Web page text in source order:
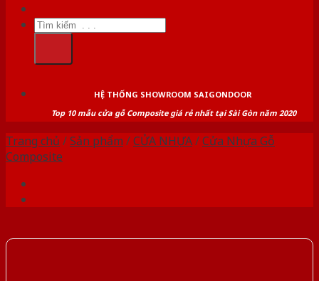
Tìm
kiếm:
HỆ THỐNG SHOWROOM SAIGONDOOR
Top 10 mẫu cửa gỗ Composite giá rẻ nhất tại Sài Gòn năm 2020
Trang chủ /Sản phẩm /CỬA NHỰA/Cửa Nhựa Gỗ
Composite